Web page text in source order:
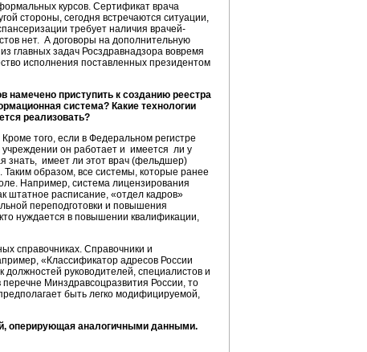
курсов. Сертификат врача
стороны, сегодня встречаются ситуации,
требует наличия врачей-
нет. А договоры на дополнительную
главных задач Росздравнадзора вовремя
исполнения поставленных президентом
приступить к созданию реестра
система? Какие технологии
реализовать?
того, если в Федеральном регистре
учреждении он работает и имеется ли у
знать, имеет ли этот врач (фельдшер)
Таким образом, все системы, которые ранее
Например, система лицензирования
штатное расписание, «отдел кадров»
переподготовки и повышения
нуждается в повышении квалификации,
справочниках. Справочники и
«Классификатор адресов России
руководителей, специалистов и
Минздравсоцразвития России, то
быть легко модифицируемой,
оперирующая аналогичными данными.